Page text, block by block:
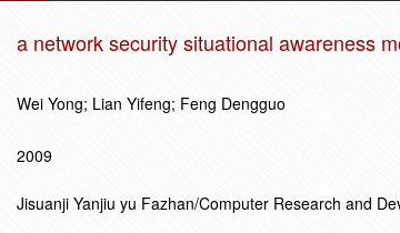
a network security situational awareness
Wei Yong; Lian Yifeng; Feng Dengguo
2009
Jisuanji Yanjiu yu Fazhan/Computer Research and